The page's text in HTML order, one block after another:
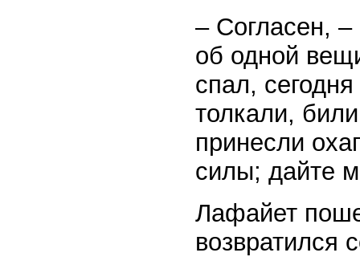
– Согласен,
об одной
спал,
толкали,
принесли
силы; дайте
Лафайет
возвратился